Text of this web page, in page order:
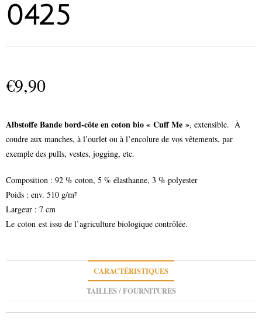
0425
€9,90
Albstoffe Bande bord-côte en coton bio « Cuff Me », extensible. À
coudre aux manches, à l’ourlet ou à l’encolure de vos vêtements, par
exemple des pulls, vestes, jogging, etc.
Composition : 92 % coton, 5 % élasthanne, 3 % polyester
Poids : env. 510 g/m²
Largeur : 7 cm
Le coton est issu de l’agriculture biologique contrôlée.
CARACTÉRISTIQUES
TAILLES / FOURNITURES